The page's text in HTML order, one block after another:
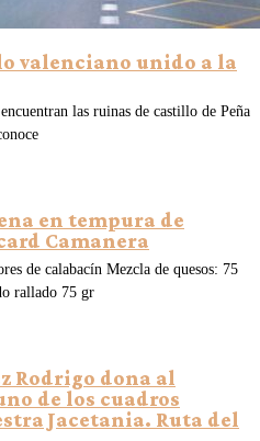
valenciano unido a la
las ruinas de castillo de Peña
en tempura de
Camanera
de calabacín Mezcla de quesos: 75
rallado 75 gr
Rodrigo dona al
de los cuadros
Jacetania. Ruta del